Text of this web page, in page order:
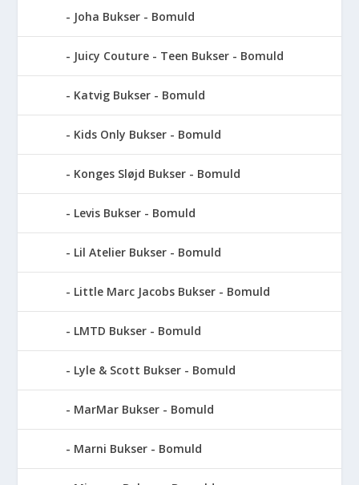
Joha Bukser - Bomuld
Juicy Couture - Teen Bukser - Bomuld
Katvig Bukser - Bomuld
Kids Only Bukser - Bomuld
Konges Sløjd Bukser - Bomuld
Levis Bukser - Bomuld
Lil Atelier Bukser - Bomuld
Little Marc Jacobs Bukser - Bomuld
LMTD Bukser - Bomuld
Lyle & Scott Bukser - Bomuld
MarMar Bukser - Bomuld
Marni Bukser - Bomuld